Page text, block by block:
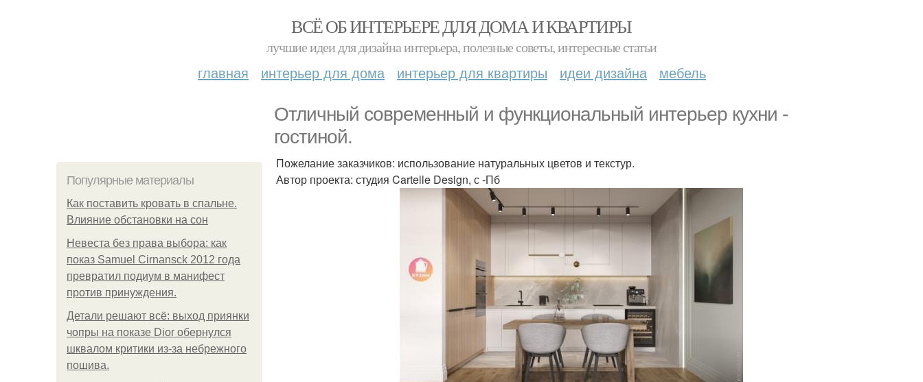
ВСЁ ОБ ИНТЕРЬЕРЕ ДЛЯ ДОМА И КВАРТИРЫ
лучшие идеи для дизайна интерьера, полезные советы, интересные статьи
главная интерьер для дома интерьер для квартиры идеи дизайна мебель
Отличный современный и функциональный интерьер кухни -
гостиной.
Популярные материалы
Как поставить кровать в спальне.
Влияние обстановки на сон
Невеста без права выбора: как
показ Samuel Cirnansck 2012 года
превратил подиум в манифест
против принуждения.
Детали решают всё: выход приянки
чопры на показе Dior обернулся
шквалом критики из-за небрежного
пошива.
Пожелание заказчиков: использование натуральных цветов и текстур.
Автор проекта: студия Cartelle Design, с -Пб